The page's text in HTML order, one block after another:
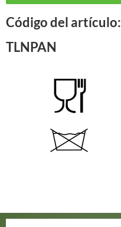
Código del artículo:
TLNPAN